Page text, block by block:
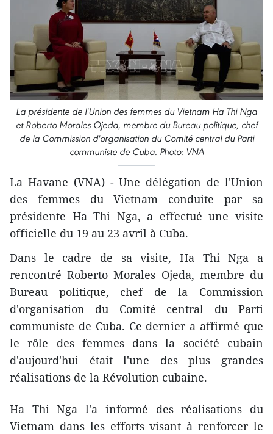
La présidente de l'Union des femmes du Vietnam Ha Thi Nga
et Roberto Morales Ojeda, membre du Bureau politique, chef
de la Commission d'organisation du Comité central du Parti
communiste de Cuba. Photo: VNA
La Havane (VNA) - Une délégation de l'Union
des femmes du Vietnam conduite par sa
présidente Ha Thi Nga, a effectué une visite
officielle du 19 au 23 avril à Cuba.
Dans le cadre de sa visite, Ha Thi Nga a
rencontré Roberto Morales Ojeda, membre du
Bureau politique, chef de la Commission
d'organisation du Comité central du Parti
communiste de Cuba. Ce dernier a affirmé que
le rôle des femmes dans la société cubain
d'aujourd'hui était l'une des plus grandes
réalisations de la Révolution cubaine.
Ha Thi Nga l'a informé des réalisations du
Vietnam dans les efforts visant à renforcer le